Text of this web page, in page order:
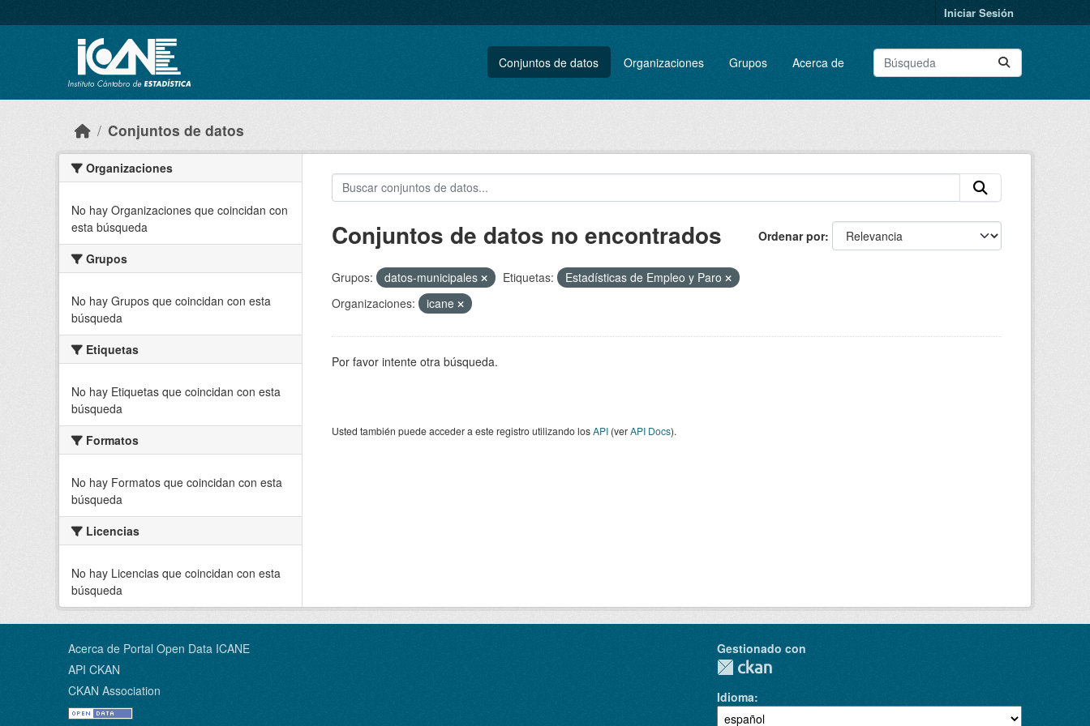
Iniciar Sesión
Conjuntos de datos Organizaciones Grupos Acerca de
Conjuntos de datos
Organizaciones
No hay Organizaciones que coincidan con
esta búsqueda
Grupos
No hay Grupos que coincidan con esta
búsqueda
Etiquetas
No hay Etiquetas que coincidan con esta
búsqueda
Formatos
No hay Formatos que coincidan con esta
búsqueda
Licencias
No hay Licencias que coincidan con esta
búsqueda
Ordenar por
Conjuntos de datos no encontrados
Grupos: datos-municipales Etiquetas:
Estadísticas de Empleo y Paro
Organizaciones:
icane
Por favor intente otra búsqueda.
Usted también puede acceder a este registro utilizando losAPI(verAPI Docs).
Acerca de Portal Open Data ICANE
API CKAN
CKAN Association
Gestionado con
Idioma